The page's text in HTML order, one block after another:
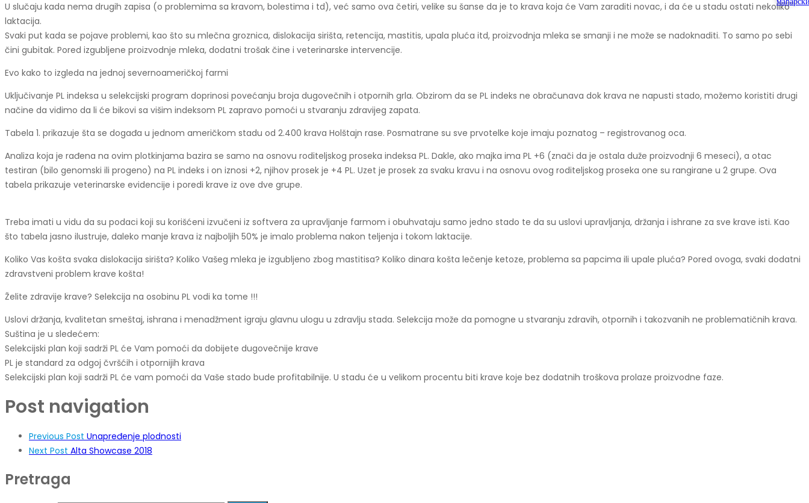
U slučaju kada nema drugih zapisa (o problemima sa kravom, bolestima i td), već samo ova četiri, velike su šanse da je to krava koja će Vam zaraditi novac, i da će u stadu ostati nekoliko
laktacija.
Svaki put kada se pojave problemi, kao što su mlečna groznica, dislokacija sirišta, retencija, mastitis, upala pluća itd, proizvodnja mleka se smanji i ne može se nadoknaditi. To samo po sebi
čini gubitak. Pored izgubljene proizvodnje mleka, dodatni trošak čine i veterinarske intervencije.
Evo kako to izgleda na jednoj severnoameričkoj farmi
Uključivanje PL indeksa u selekcijski program doprinosi povećanju broja dugovečnih i otpornih grla. Obzirom da se PL indeks ne obračunava dok krava ne napusti stado, možemo koristiti drugi
načine da vidimo da li će bikovi sa višim indeksom PL zapravo pomoći u stvaranju zdravijeg zapata.
Tabela 1. prikazuje šta se događa u jednom američkom stadu od 2.400 krava Holštajn rase. Posmatrane su sve prvotelke koje imaju poznatog – registrovanog oca.
Analiza koja je rađena na ovim plotkinjama bazira se samo na osnovu roditeljskog proseka indeksa PL. Dakle, ako majka ima PL +6 (znači da je ostala duže proizvodnji 6 meseci), a otac
testiran (bilo genomski ili progeno) na PL indeks i on iznosi +2, njihov prosek je +4 PL. Uzet je prosek za svaku kravu i na osnovu ovog roditeljskog proseka one su rangirane u 2 grupe. Ova
tabela prikazuje veterinarske evidencije i poredi krave iz ove dve grupe.
Treba imati u vidu da su podaci koji su korišćeni izvučeni iz softvera za upravljanje farmom i obuhvataju samo jedno stado te da su uslovi upravljanja, držanja i ishrane za sve krave isti. Kao
što tabela jasno ilustruje, daleko manje krava iz najboljih 50% je imalo problema nakon teljenja i tokom laktacije.
Koliko Vas košta svaka dislokacija sirišta? Koliko Vašeg mleka je izgubljeno zbog mastitisa? Koliko dinara košta lečenje ketoze, problema sa papcima ili upale pluća? Pored ovoga, svaki dodatni
zdravstveni problem krave košta!
Želite zdravije krave? Selekcija na osobinu PL vodi ka tome !!!
Uslovi držanja, kvalitetan smeštaj, ishrana i menadžment igraju glavnu ulogu u zdravlju stada. Selekcija može da pomogne u stvaranju zdravih, otpornih i takozvanih ne problematičnih krava.
Suština je u sledećem:
Selekcijski plan koji sadrži PL će Vam pomoći da dobijete dugovečnije krave
PL je standard za odgoj čvršćih i otpornijih krava
Selekcijski plan koji sadrži PL će vam pomoći da Vaše stado bude profitabilnije. U stadu će u velikom procentu biti krave koje bez dodatnih troškova prolaze proizvodne faze.
Post navigation
Previous Post Unapređenje plodnosti
Next Post Alta Showcase 2018
Pretraga